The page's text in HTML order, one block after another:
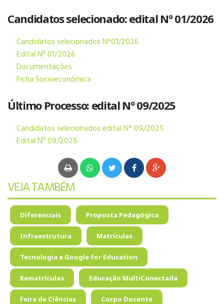
ENSINO MÉDIO
EDUCAÇÃO
BILÍNGUE
AGENDAR VISITA
Candidatos selecionado: edital Nº 01/2026
Candidatos selecionados N°01/2026
Edital Nº 01/2026
Documentações
Ficha Socioeconômica
Último Processo: edital Nº 09/2025
Candidatos selecionados edital N° 09/2025
Edital Nº 09/2025
VEJA TAMBÉM
Diferenciais Proposta Pedagógica
Infraestrutura Matrículas
Tecnologia e Google for Education
Rematrículas Educação MultiConectada
Feira de Ciências Corpo Docente